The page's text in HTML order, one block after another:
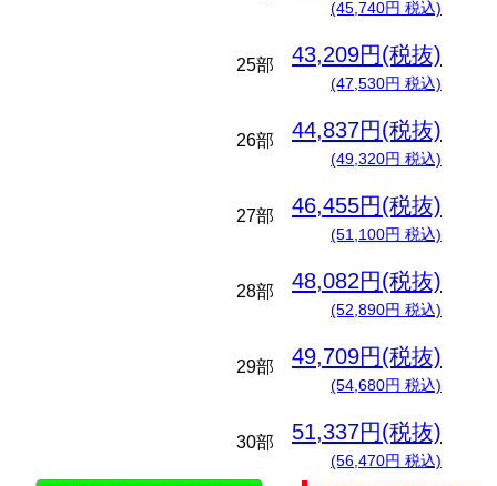
(45,740円 税込)
25部 43,209円(税抜)
(47,530円 税込)
26部 44,837円(税抜)
(49,320円 税込)
27部 46,455円(税抜)
(51,100円 税込)
28部 48,082円(税抜)
(52,890円 税込)
29部 49,709円(税抜)
(54,680円 税込)
30部 51,337円(税抜)
(56,470円 税込)